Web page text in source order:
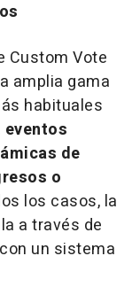
Custom Vote
amplia gama
habituales
de
o
los casos, la
a través de
un sistema